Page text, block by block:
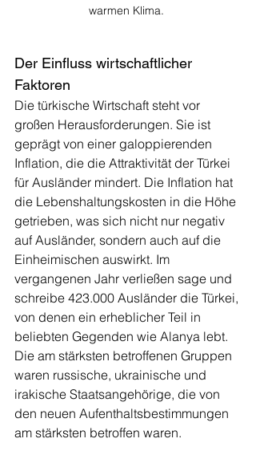
warmen Klima.
Der Einfluss wirtschaftlicher
Faktoren
Die türkische Wirtschaft steht vor
großen Herausforderungen. Sie ist
geprägt von einer galoppierenden
Inflation, die die Attraktivität der Türkei
für Ausländer mindert. Die Inflation hat
die Lebenshaltungskosten in die Höhe
getrieben, was sich nicht nur negativ
auf Ausländer, sondern auch auf die
Einheimischen auswirkt. Im
vergangenen Jahr verließen sage und
schreibe 423.000 Ausländer die Türkei,
von denen ein erheblicher Teil in
beliebten Gegenden wie Alanya lebt.
Die am stärksten betroffenen Gruppen
waren russische, ukrainische und
irakische Staatsangehörige, die von
den neuen Aufenthaltsbestimmungen
am stärksten betroffen waren.